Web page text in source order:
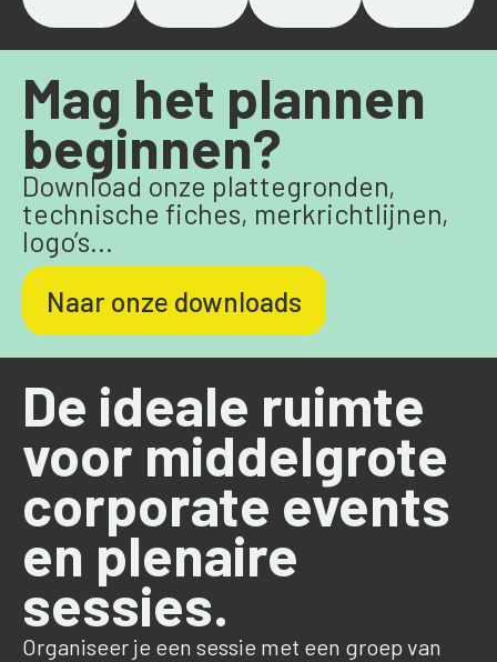
Mag het plannen
beginnen?
Download onze plattegronden,
technische fiches, merkrichtlijnen,
logo’s...
Naar onze downloads
De ideale ruimte
voor middelgrote
corporate events
en plenaire
sessies.
Organiseer je een sessie met een groep van